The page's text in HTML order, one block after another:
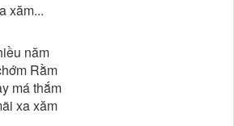
xăm...
năm
Rằm
má thắm
xa xăm